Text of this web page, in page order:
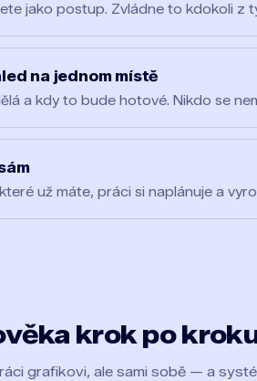
jako postup. Zvládne to kdokoli z
na jednom místě
a kdy to bude hotové. Nikdo se
už máte, práci si naplánuje a
krok po
grafikovi, ale sami sobě — a